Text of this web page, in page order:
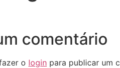
comentário
o login para publicar um